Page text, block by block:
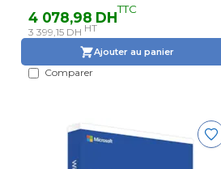
4 078,98 DHTTC
3 399,15 DH HT
Ajouter au panier
Comparer